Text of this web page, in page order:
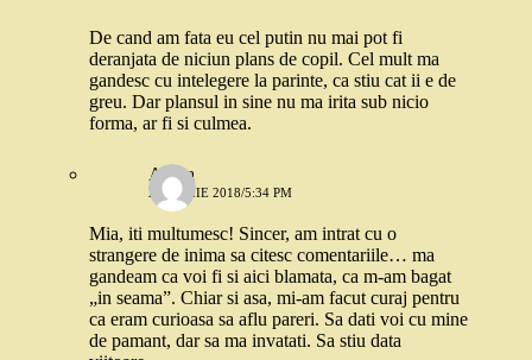
De cand am fata eu cel putin nu mai pot fi
deranjata de niciun plans de copil. Cel mult ma
gandesc cu intelegere la parinte, ca stiu cat ii e de
greu. Dar plansul in sine nu ma irita sub nicio
forma, ar fi si culmea.
Adina
2 APRILIE 2018/5:34 PM
Mia, iti multumesc! Sincer, am intrat cu o
strangere de inima sa citesc comentariile… ma
gandeam ca voi fi si aici blamata, ca m-am bagat
„in seama”. Chiar si asa, mi-am facut curaj pentru
ca eram curioasa sa aflu pareri. Sa dati voi cu mine
de pamant, dar sa ma invatati. Sa stiu data